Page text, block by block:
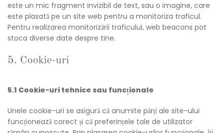
este un mic fragment invizibil de text, sau o imagine, care
este plasată pe un site web pentru a monitoriza traficul.
Pentru realizarea monitorizării traficului, web beacons pot
stoca diverse date despre tine.
5. Cookie-uri
5.1 Cookie-uri tehnice sau funcționale
Unele cookie-uri se asigură că anumite părți ale site-ului
funcționează corect și că preferințele tale de utilizator